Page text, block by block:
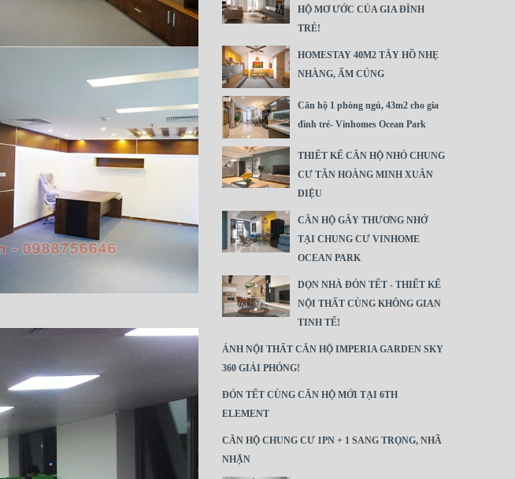
HỘ MƠ ƯỚC CỦA GIA ĐÌNH
TRẺ!
HOMESTAY 40M2 TÂY HỒ NHẸ
NHÀNG, ẤM CÚNG
Căn hộ 1 phòng ngủ, 43m2 cho gia
đình trẻ- Vinhomes Ocean Park
THIẾT KẾ CĂN HỘ NHỎ CHUNG
CƯ TÂN HOÀNG MINH XUÂN
DIỆU
CĂN HỘ GÂY THƯƠNG NHỚ
TẠI CHUNG CƯ VINHOME
OCEAN PARK
DỌN NHÀ ĐÓN TẾT - THIẾT KẾ
NỘI THẤT CÙNG KHÔNG GIAN
TINH TẾ!
ẢNH NỘI THẤT CĂN HỘ IMPERIA GARDEN SKY
360 GIẢI PHÓNG!
ĐÓN TẾT CÙNG CĂN HỘ MỚI TẠI 6TH
ELEMENT
CĂN HỘ CHUNG CƯ 1PN + 1 SANG TRỌNG, NHÃ
NHẶN